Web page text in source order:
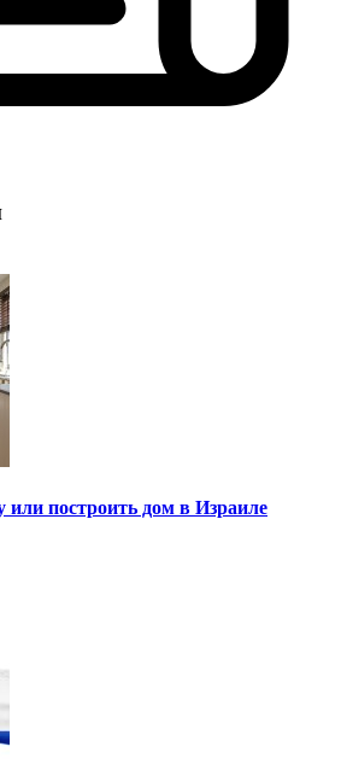
или построить дом в Израиле